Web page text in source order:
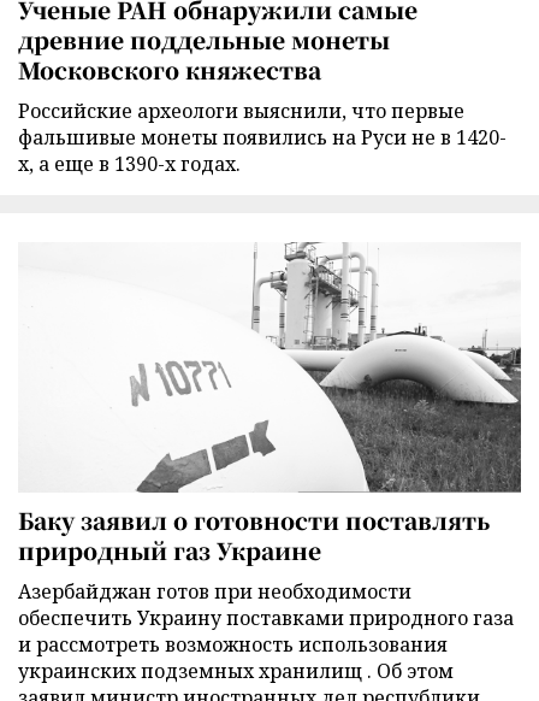
Ученые РАН обнаружили самые
древние поддельные монеты
Московского княжества
Российские археологи выяснили, что первые
фальшивые монеты появились на Руси не в 1420-
х, а еще в 1390-х годах.
Баку заявил о готовности поставлять
природный газ Украине
Азербайджан готов при необходимости
обеспечить Украину поставками природного газа
и рассмотреть возможность использования
украинских подземных хранилищ . Об этом